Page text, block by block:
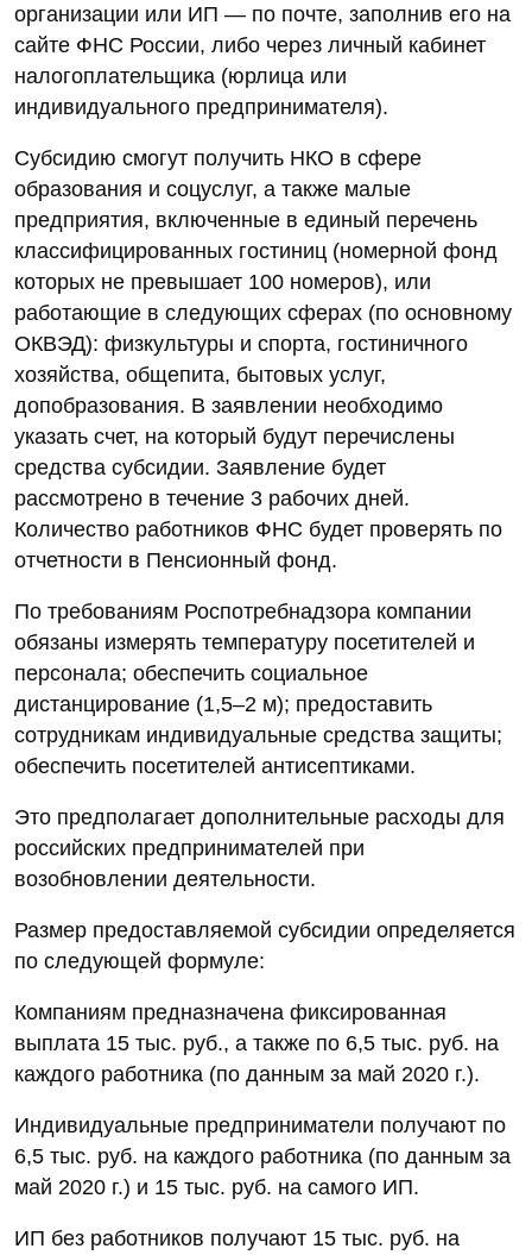
организации или ИП — по почте, заполнив его на
сайте ФНС России, либо через личный кабинет
налогоплательщика (юрлица или
индивидуального предпринимателя).
Субсидию смогут получить НКО в сфере
образования и соцуслуг, а также малые
предприятия, включенные в единый перечень
классифицированных гостиниц (номерной фонд
которых не превышает 100 номеров), или
работающие в следующих сферах (по основному
ОКВЭД): физкультуры и спорта, гостиничного
хозяйства, общепита, бытовых услуг,
допобразования. В заявлении необходимо
указать счет, на который будут перечислены
средства субсидии. Заявление будет
рассмотрено в течение 3 рабочих дней.
Количество работников ФНС будет проверять по
отчетности в Пенсионный фонд.
По требованиям Роспотребнадзора компании
обязаны измерять температуру посетителей и
персонала; обеспечить социальное
дистанцирование (1,5–2 м); предоставить
сотрудникам индивидуальные средства защиты;
обеспечить посетителей антисептиками.
Это предполагает дополнительные расходы для
российских предпринимателей при
возобновлении деятельности.
Размер предоставляемой субсидии определяется
по следующей формуле:
Компаниям предназначена фиксированная
выплата 15 тыс. руб., а также по 6,5 тыс. руб. на
каждого работника (по данным за май 2020 г.).
Индивидуальные предприниматели получают по
6,5 тыс. руб. на каждого работника (по данным за
май 2020 г.) и 15 тыс. руб. на самого ИП.
ИП без работников получают 15 тыс. руб. на